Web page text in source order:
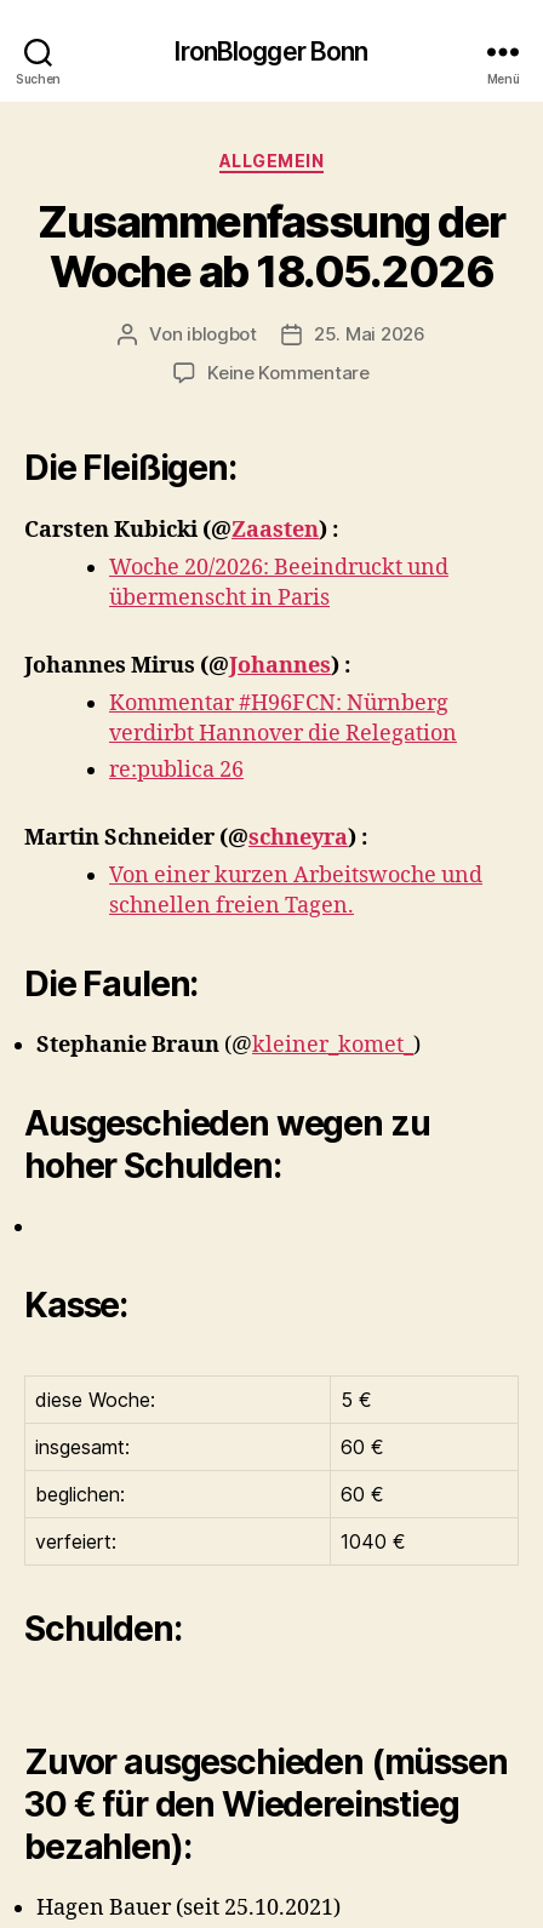
Suchen
IronBlogger Bonn
Menü
Kategorien
ALLGEMEIN
Zusammenfassung der
Woche ab 18.05.2026
Beitragsautor
Von iblogbot Veröffentlichungsdatum
25. Mai 2026
Keine Kommentarezu
Die Fleißigen:
Carsten Kubicki (@Zaasten) :
Woche 20/2026: Beeindruckt und
übermenscht in Paris
Johannes Mirus (@Johannes) :
Kommentar #H96FCN: Nürnberg
verdirbt Hannover die Relegation
re:publica 26
Martin Schneider (@schneyra) :
Von einer kurzen Arbeitswoche und
schnellen freien Tagen.
Die Faulen:
Stephanie Braun (@kleiner_komet_ )
Ausgeschieden wegen zu
hoher Schulden:
Kasse:
diese Woche:
5 €
insgesamt:
60 €
beglichen:
60 €
verfeiert:
1040 €
Schulden:
Zuvor ausgeschieden (müssen
30 € für den Wiedereinstieg
bezahlen):
Hagen Bauer (seit 25.10.2021)